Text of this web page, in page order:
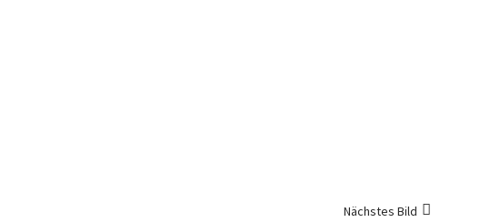
Nächstes Bild